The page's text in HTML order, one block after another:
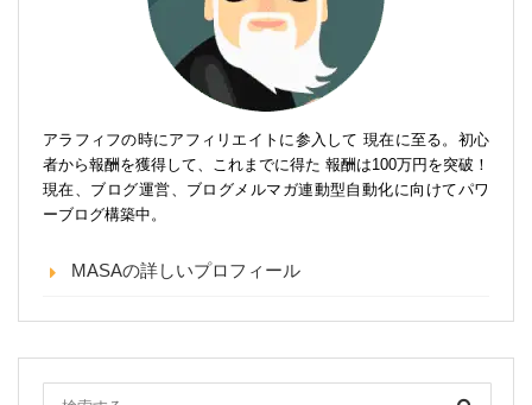
アラフィフの時にアフィリエイトに参入して 現在に至る。初心
者から報酬を獲得して、これまでに得た 報酬は100万円を突破！
現在、ブログ運営、ブログメルマガ連動型自動化に向けてパワ
ーブログ構築中。
MASAの詳しいプロフィール